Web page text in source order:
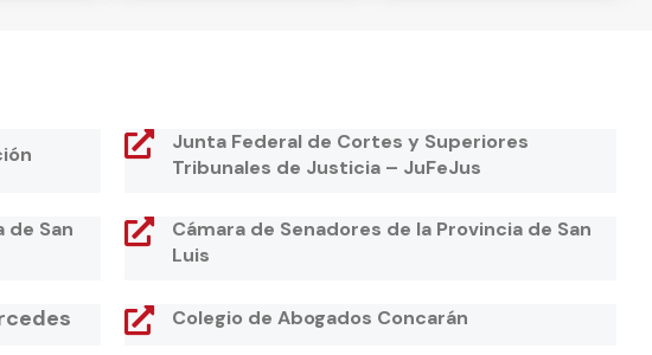
Junta Federal de Cortes y Superiores
Tribunales de Justicia – JuFeJus
de San
Cámara de Senadores de la Provincia de San
Luis
Colegio de Abogados Concarán